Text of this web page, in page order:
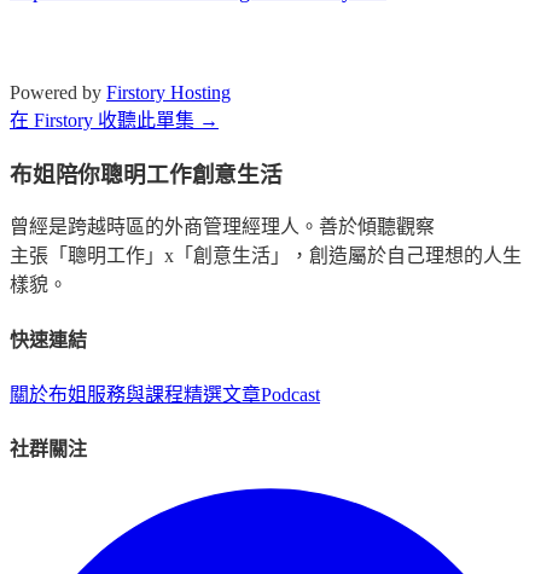
Powered by Firstory Hosting
在 Firstory 收聽此單集 →
布姐陪你聰明工作創意生活
曾經是跨越時區的外商管理經理人。善於傾聽觀察
主張「聰明工作」x「創意生活」，創造屬於自己理想的人生
樣貌。
快速連結
關於布姐 服務與課程精選文章Podcast
社群關注